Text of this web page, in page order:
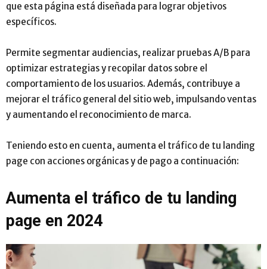
que esta página está diseñada para lograr objetivos
específicos.
Permite segmentar audiencias, realizar pruebas A/B para
optimizar estrategias y recopilar datos sobre el
comportamiento de los usuarios. Además, contribuye a
mejorar el tráfico general del sitio web, impulsando ventas
y aumentando el reconocimiento de marca.
Teniendo esto en cuenta, aumenta el tráfico de tu landing
page con acciones orgánicas y de pago a continuación:
Aumenta el tráfico de tu landing
page en 2024